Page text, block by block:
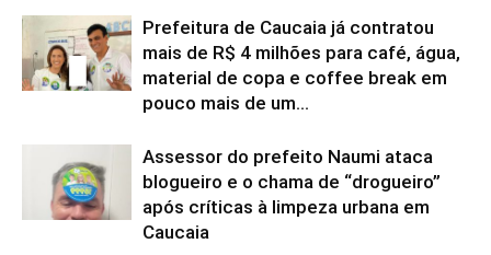
Prefeitura de Caucaia já contratou
mais de R$ 4 milhões para café, água,
material de copa e coffee break em
pouco mais de um...
Assessor do prefeito Naumi ataca
blogueiro e o chama de “drogueiro”
após críticas à limpeza urbana em
Caucaia